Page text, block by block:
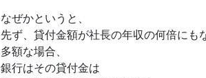
なぜかというと、
先ず、貸付金額が社長の年収の何倍にも
多額な場合、
銀行はその貸付金は